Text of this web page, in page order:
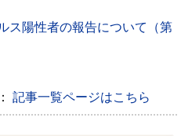
ス陽性者の報告について（第
記事一覧ページはこちら